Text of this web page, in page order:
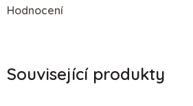
Hodnocení
Související produkty